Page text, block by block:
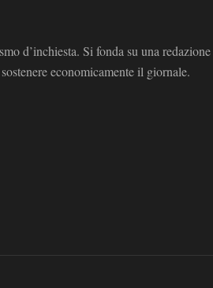
d’inchiesta. Si fonda su una redazione
economicamente il giornale.